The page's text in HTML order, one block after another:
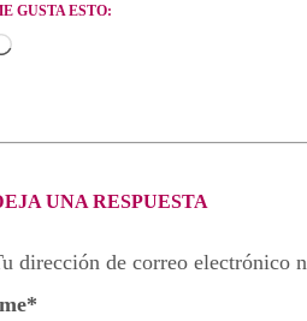
GUSTA ESTO:
Cargando...
UNA RESPUESTA
dirección de correo electrónico
*